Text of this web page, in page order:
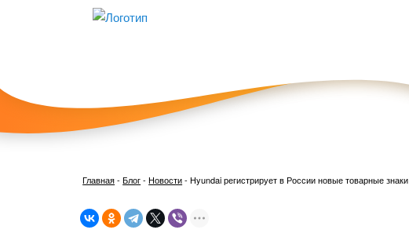
Главная-Блог- Новости- Hyundai регистрирует в России новые товарные знаки